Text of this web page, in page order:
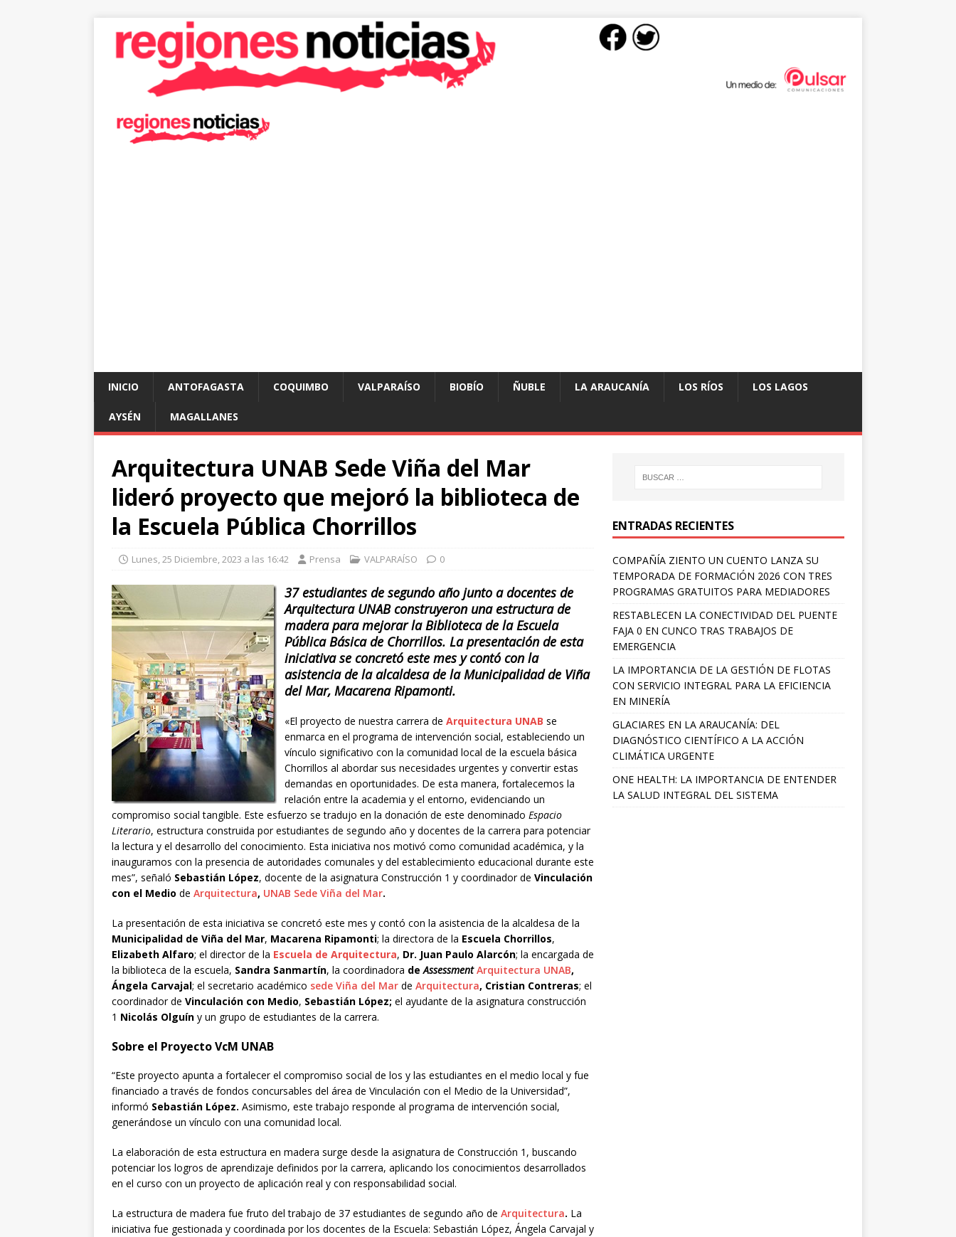
INICIO ANTOFAGASTA COQUIMBO VALPARAÍSO BIOBÍO ÑUBLE LA ARAUCANÍA LOS RÍOS LOS LAGOS
AYSÉN MAGALLANES
Arquitectura UNAB Sede Viña del Mar
lideró proyecto que mejoró la biblioteca de
la Escuela Pública Chorrillos
Lunes, 25 Diciembre, 2023 a las 16:42 Prensa VALPARAÍSO 0
37 estudiantes de segundo año junto a docentes de
Arquitectura UNAB construyeron una estructura de
madera para mejorar la Biblioteca de la Escuela
Pública Básica de Chorrillos. La presentación de esta
iniciativa se concretó este mes y contó con la
asistencia de la alcaldesa de laMunicipalidad de Viña
del Mar, Macarena Ripamonti.
«El proyecto de nuestra carrera de Arquitectura UNAB se
enmarca en el programa de intervención social, estableciendo un
vínculo significativo con la comunidad local de la escuela básica
Chorrillos al abordar sus necesidades urgentes y convertir estas
demandas en oportunidades. De esta manera, fortalecemos la
relación entre la academia y el entorno, evidenciando un
compromiso social tangible. Este esfuerzo se tradujo en la donación de este denominado Espacio
Literario, estructura construida por estudiantes de segundo año y docentes de la carrera para potenciar
la lectura y el desarrollo del conocimiento. Esta iniciativa nos motivó como comunidad académica, y la
inauguramos con la presencia de autoridades comunales y del establecimiento educacional durante este
mes”, señaló Sebastián López, docente de la asignatura Construcción 1 y coordinador de Vinculación
con el Medio de Arquitectura, UNAB Sede Viña del Mar.
La presentación de esta iniciativa se concretó este mes y contó con la asistencia de la alcaldesa de la
Municipalidad de Viña del Mar, Macarena Ripamonti; la directora de la Escuela Chorrillos,
Elizabeth Alfaro; el director de la Escuela de Arquitectura, Dr. Juan Paulo Alarcón; la encargada de
la biblioteca de la escuela, Sandra Sanmartín, la coordinadora deAssessmentArquitectura UNAB,
Ángela Carvajal; el secretario académico sede Viña del Mar de Arquitectura, Cristian Contreras; el
coordinador de Vinculación con Medio, Sebastián López; el ayudante de la asignatura construcción
1 Nicolás Olguín y un grupo de estudiantes de la carrera.
Sobre el Proyecto VcM UNAB
“Este proyecto apunta a fortalecer el compromiso social de los y las estudiantes en el medio local y fue
financiado a través de fondos concursables del área de Vinculación con el Medio de la Universidad”,
informó Sebastián López. Asimismo, este trabajo responde al programa de intervención social,
generándose un vínculo con una comunidad local.
La elaboración de esta estructura en madera surge desde la asignatura de Construcción 1, buscando
potenciar los logros de aprendizaje definidos por la carrera, aplicando los conocimientos desarrollados
en el curso con un proyecto de aplicación real y con responsabilidad social.
La estructura de madera fue fruto del trabajo de 37 estudiantes de segundo año de Arquitectura. La
iniciativa fue gestionada y coordinada por los docentes de la Escuela: Sebastián López, Ángela Carvajal y
ENTRADAS RECIENTES
COMPAÑÍA ZIENTO UN CUENTO LANZA SU
TEMPORADA DE FORMACIÓN 2026 CON TRES
PROGRAMAS GRATUITOS PARA MEDIADORES
RESTABLECEN LA CONECTIVIDAD DEL PUENTE
FAJA 0 EN CUNCO TRAS TRABAJOS DE
EMERGENCIA
LA IMPORTANCIA DE LA GESTIÓN DE FLOTAS
CON SERVICIO INTEGRAL PARA LA EFICIENCIA
EN MINERÍA
GLACIARES EN LA ARAUCANÍA: DEL
DIAGNÓSTICO CIENTÍFICO A LA ACCIÓN
CLIMÁTICA URGENTE
ONE HEALTH: LA IMPORTANCIA DE ENTENDER
LA SALUD INTEGRAL DEL SISTEMA